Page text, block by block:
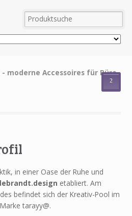
²
in einer Oase der Ruhe und
etabliert. Am
befindet sich der Kreativ-Pool im
tarayy@.